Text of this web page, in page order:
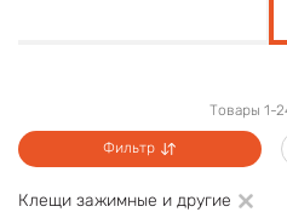
Товары 1-
Фильтр
Клещи зажимные и другие